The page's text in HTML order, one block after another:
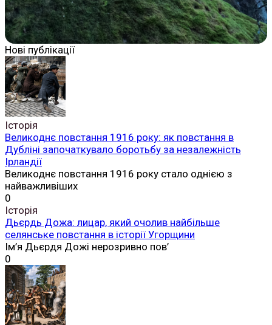
Нові публікації
Історія
Великоднє повстання 1916 року: як повстання в
Дубліні започаткувало боротьбу за незалежність
Ірландії
Великоднє повстання 1916 року стало однією з
найважливіших
0
Історія
Дьєрдь Дожа: лицар, який очолив найбільше
селянське повстання в історії Угорщини
Ім’я Дьєрдя Дожі нерозривно пов’
0